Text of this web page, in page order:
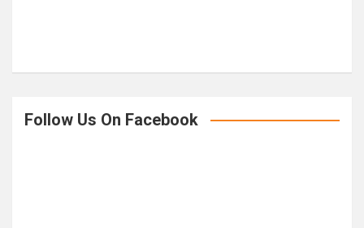
Follow Us On Facebook